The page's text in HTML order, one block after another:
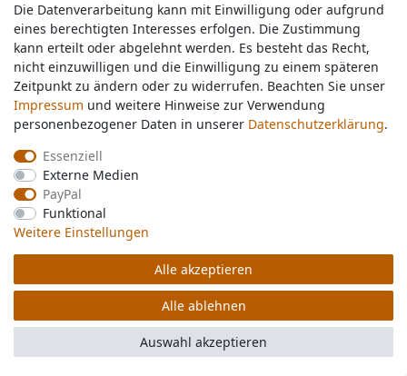
BagBase
Boutique Travel Set BG755
ab 6,73 €
Artikel anzeigen
EarthAware® Organic Cord
ab 5,00 €
Artikel anzeigen
inkl. ges. MwSt.zzgl.Versandkosten
Die Datenverarbeitung kann mit Einwilligung oder aufgrund
eines berechtigten Interesses erfolgen. Die Zustimmung
kann erteilt oder abgelehnt werden. Es besteht das Recht,
nicht einzuwilligen und die Einwilligung zu einem späteren
Zeitpunkt zu ändern oder zu widerrufen. Beachten Sie unser
Impressum und weitere Hinweise zur Verwendung
personenbezogener Daten in unserer Daten­schutz­erklärung.
Essenziell
Externe Medien
PayPal
Funktional
Weitere Einstellungen
Alle akzeptieren
Alle ablehnen
Auswahl akzeptieren
Die Datenverarbeitung kann mit Einwilligung oder aufgrund
eines berechtigten Interesses erfolgen. Die Zustimmung
kann erteilt oder abgelehnt werden. Es besteht das Recht,
nicht einzuwilligen und die Einwilligung zu einem späteren
Zeitpunkt zu ändern oder zu widerrufen. Beachten Sie unser
Impressum und weitere Hinweise zur Verwendung
personenbezogener Daten in unserer Daten­schutz­erklärung.
Essenziell
Externe Medien
PayPal
Funktional
Weitere Einstellungen
Alle akzeptieren
Alle ablehnen
Auswahl akzeptieren